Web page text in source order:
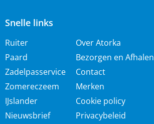
Snelle links
Ruiter
Paard
Zadelpasservice
Zomereczeem
IJslander
Nieuwsbrief
Over Atorka
Bezorgen en Afhalen
Contact
Merken
Cookie policy
Privacybeleid